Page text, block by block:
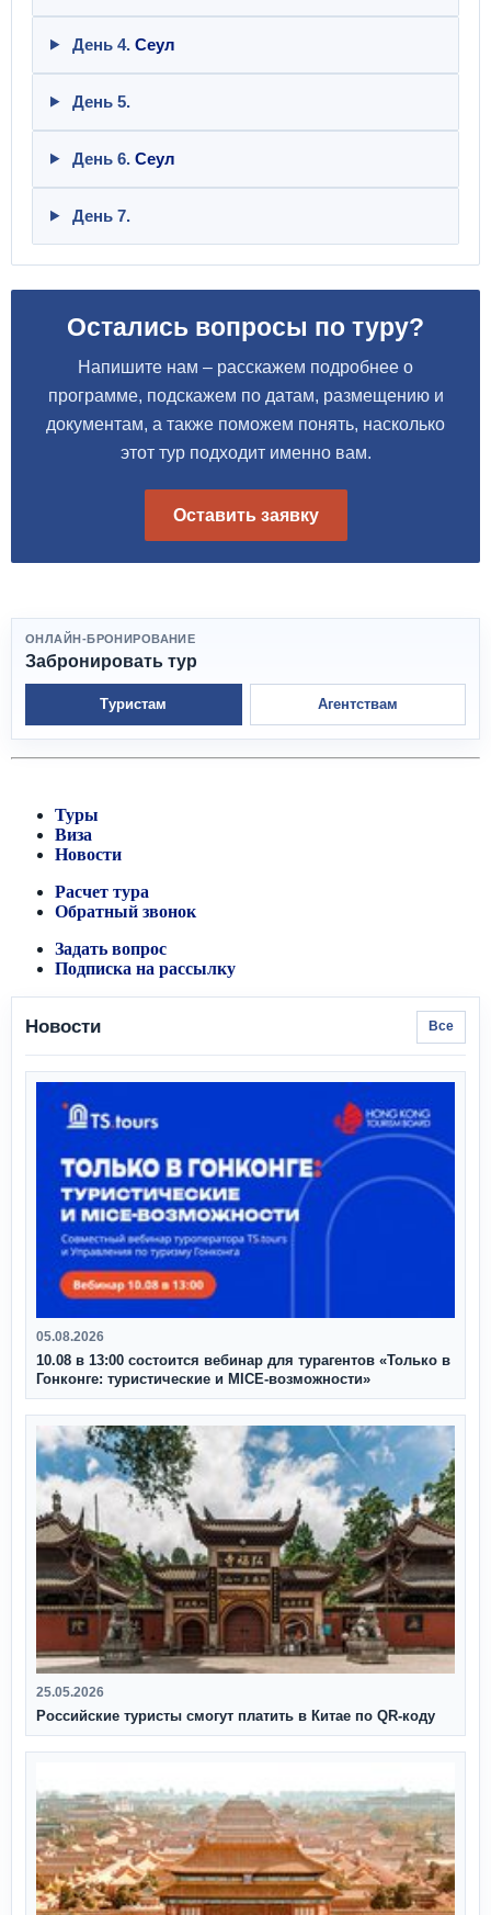
День 4. Сеул
День 5.
День 6. Сеул
День 7.
Остались вопросы по туру?
Напишите нам – расскажем подробнее о
программе, подскажем по датам, размещению и
документам, а также поможем понять, насколько
этот тур подходит именно вам.
Оставить заявку
ОНЛАЙН-БРОНИРОВАНИЕ
Забронировать тур
Туристам Агентствам
Туры
Виза
Новости
Расчет тура
Обратный звонок
Задать вопрос
Подписка на рассылку
Новости Все
05.08.2026
10.08 в 13:00 состоится вебинар для турагентов «Только в
Гонконге: туристические и MICE-возможности»
25.05.2026
Российские туристы смогут платить в Китае по QR‑коду